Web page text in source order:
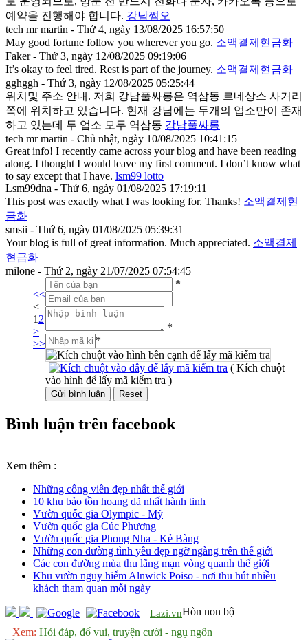
예약을 진행해야 합니다. 강남쩜오
tech mr martin - Thứ 4, ngày 13/08/2025 16:57:50
May good fortune follow you wherever you go. 소액결제현금화
Faker - Thứ 3, ngày 12/08/2025 09:19:06
It’s okay to feel tired. Rest is part of the journey. 소액결제현금화
gghggh - Thứ 3, ngày 12/08/2025 05:25:44
위치및 주소 안내. 저희 강남풀싸롱은 역삼동 르네상스 사거리
쪽에 위치하고 있습니다. 현재 강남에는 두개의 업소만이 존재
하고 있는데 두 업소 모두 역삼동 강남풀싸롱
tech mr martin - Chủ nhật, ngày 10/08/2025 10:41:15
Great info! I recently came across your blog and have been reading
along. I thought I would leave my first comment. I don’t know what
to say except that I have. lsm99 lotto
Lsm99dna - Thứ 6, ngày 01/08/2025 17:19:11
This post was exactly what I was looking for. Thanks! 소액결제현
금화
smsii - Thứ 6, ngày 01/08/2025 05:39:31
Your blog is full of great information. Much appreciated. 소액결제
현금화
milone - Thứ 2, ngày 21/07/2025 07:54:45
<<
<
1 2
>
>>
*
*
*
( Kích chuột
vào hình để lấy mã kiểm tra )
Bình luận trên facebook
Xem thêm :
Những công viên đẹp nhất thế giới
10 khu bảo tồn hoang dã nhất hành tinh
Vườn quốc gia Olympic - Mỹ
Vườn quốc gia Cúc Phương
Vườn quốc gia Phong Nha - Kẻ Bàng
Những con đường tình yêu đẹp ngỡ ngàng trên thế giới
Các con đường mùa thu lãng mạn vòng quanh thế giới
Khu vườn nguy hiểm Alnwick Poiso - nơi thu hút nhiều
khách tham quan mỗi ngày
Lazi.vn
Xem: Hỏi đáp, đố vui, truyện cười - ngụ ngôn
Hòn non bộ